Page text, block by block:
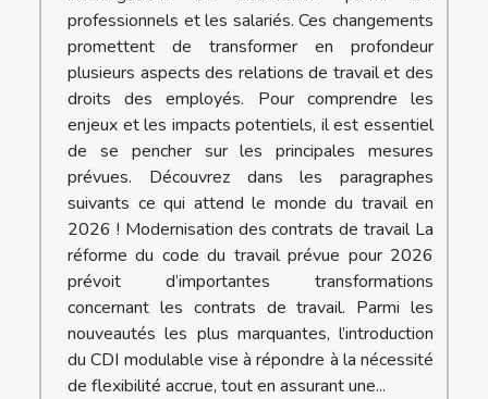
professionnels et les salariés. Ces changements
promettent de transformer en profondeur
plusieurs aspects des relations de travail et des
droits des employés. Pour comprendre les
enjeux et les impacts potentiels, il est essentiel
de se pencher sur les principales mesures
prévues. Découvrez dans les paragraphes
suivants ce qui attend le monde du travail en
2026 ! Modernisation des contrats de travail La
réforme du code du travail prévue pour 2026
prévoit d’importantes transformations
concernant les contrats de travail. Parmi les
nouveautés les plus marquantes, l’introduction
du CDI modulable vise à répondre à la nécessité
de flexibilité accrue, tout en assurant une...